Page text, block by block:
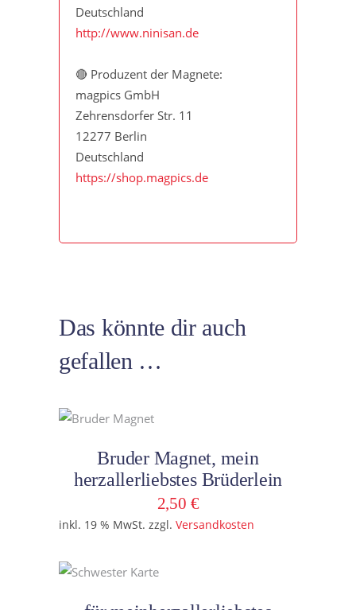
Deutschland
http://www.ninisan.de
🔴 Produzent der Magnete:
magpics GmbH
Zehrensdorfer Str. 11
12277 Berlin
Deutschland
https://shop.magpics.de
Das könnte dir auch
gefallen …
Bruder Magnet, mein
herzallerliebstes Brüderlein
2,50 €
inkl. 19 % MwSt. zzgl. Versandkosten